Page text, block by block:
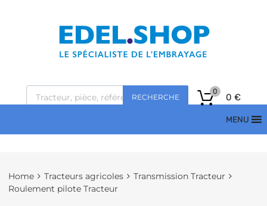
RECHERCHE 0 €
0
MENU
Home Tracteurs agricoles
Transmission Tracteur
Roulement pilote Tracteur